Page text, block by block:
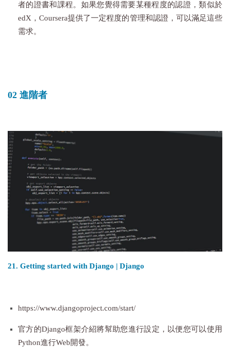
者的證書和課程。如果您覺得需要某種程度的認證，類似於
edX，Coursera提供了一定程度的管理和認證，可以滿足這些
需求。
02 進階者
21. Getting started with Django | Django
https://www.djangoproject.com/start/
官方的Django框架介紹將幫助您進行設定，以便您可以使用
Python進行Web開發。